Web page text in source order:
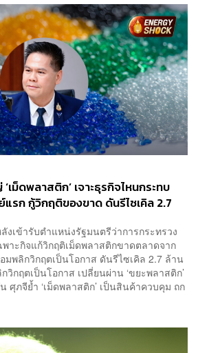
ม็ดพลาสติก’ เจาะธุรกิจไหนกระทบ
ย์แรก กู้วิกฤติของขาด ดันรีไซเคิล 2.7
ลังเข้ารับตำแหน่งรัฐมนตรีว่าการกระทรวง
พาะกิจแก้วิกฤติเม็ดพลาสติกขาดตลาดจาก
มพลิกวิกฤตเป็นโอกาส ดันรีไซเคิล 2.7 ล้าน
ฤตเป็นโอกาส เปลี่ยนผ่าน ‘ขยะพลาสติก’
ศุภจีย้ำ ‘เม็ดพลาสติก’ เป็นสินค้าควบคุม ถก